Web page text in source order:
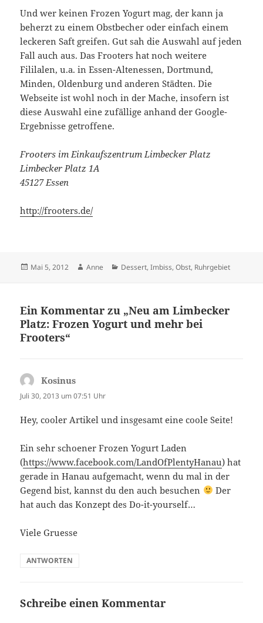
Und wer keinen Frozen Yogurt mag, der kann ja
beherzt zu einem Obstbecher oder einfach einem
leckeren Saft greifen. Gut sah die Auswahl auf jeden
Fall auch aus. Das Frooters hat noch weitere
Fililalen, u.a. in Essen-Altenessen, Dortmund,
Minden, Oldenburg und anderen Städten. Die
Webseite ist wohl noch in der Mache, insofern ist
diese Auswahl eine zufällige anhand der Google-
Ergebnisse getroffene.
Frooters im Einkaufszentrum Limbecker Platz
Limbecker Platz 1A
45127 Essen
http://frooters.de/
Veröffentlicht
Mai 5, 2012 Autor
Anne Kategorien
Dessert,Imbiss,Obst, Ruhrgebiet
Ein Kommentar zu „Neu am Limbecker
Platz: Frozen Yogurt und mehr bei
Frooters“
Kosinus
Juli 30, 2013 um 07:51 Uhr
Hey, cooler Artikel und insgesamt eine coole Seite!
Ein sehr schoener Frozen Yogurt Laden
(https://www.facebook.com/LandOfPlentyHanau) hat
gerade in Hanau aufgemacht, wenn du mal in der
Gegend bist, kannst du den auch besuchen
Der
hat auch das Konzept des Do-it-yourself…
Viele Gruesse
ANTWORTEN
Schreibe einen Kommentar